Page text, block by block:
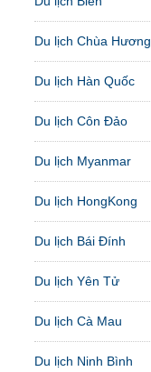
Du lịch Chùa Hương
Du lịch Hàn Quốc
Du lịch Côn Đảo
Du lịch Myanmar
Du lịch HongKong
Du lịch Bái Đính
Du lịch Yên Tử
Du lịch Cà Mau
Du lịch Ninh Bình